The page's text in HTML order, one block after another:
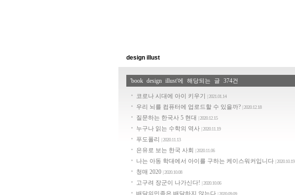
design illust
'book design illust'에 해당되는 글 374건
코로나 시대에 아이 키우기 | 2021.01.14
우리 뇌를 컴퓨터에 업로드할 수 있을까? | 2020.12.18
질문하는 한국사 5 현대 | 2020.12.15
누구나 읽는 수학의 역사 | 2020.11.19
푸도폴리 | 2020.11.13
은유로 보는 한국 사회 | 2020.11.06
나는 아동 학대에서 아이를 구하는 케이스워커입니다 | 2020.10.19
청매 2020 | 2020.10.08
고구려 장군이 나가신다! | 2020.10.06
배달의민족은 배달하지 않는다 | 2020.09.09